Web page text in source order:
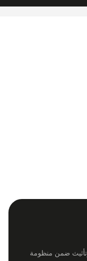
ضمن منظومة